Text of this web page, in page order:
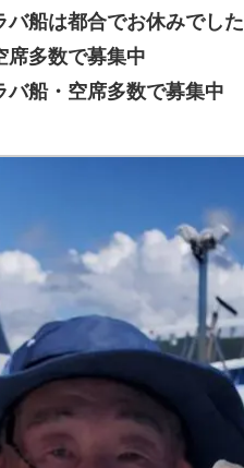
船は都合でお休みでした
席多数で募集中
・空席多数で募集中